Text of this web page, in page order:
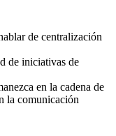
de centralización
de iniciativas de
en la cadena de
la comunicación